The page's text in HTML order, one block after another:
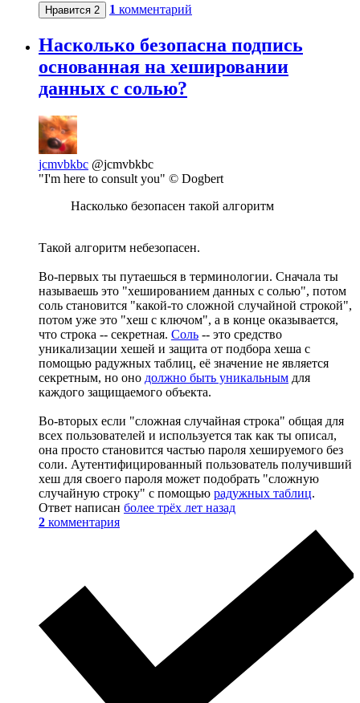
Нравится 2 1 комментарий
Насколько безопасна подпись
основанная на хешировании
данных с солью?
jcmvbkbc @jcmvbkbc
"I'm here to consult you" © Dogbert
Насколько безопасен такой алгоритм
Такой алгоритм небезопасен.
Во-первых ты путаешься в терминологии. Сначала ты
называешь это "хешированием данных с солью", потом
соль становится "какой-то сложной случайной строкой",
потом уже это "хеш с ключом", а в конце оказывается,
что строка -- секретная. Соль -- это средство
уникализации хешей и защита от подбора хеша с
помощью радужных таблиц, её значение не является
секретным, но оно должно быть уникальным для
каждого защищаемого объекта.
Во-вторых если "сложная случайная строка" общая для
всех пользователей и используется так как ты описал,
она просто становится частью пароля хешируемого без
соли. Аутентифицированный пользователь получивший
хеш для своего пароля может подобрать "сложную
случайную строку" с помощью радужных таблиц.
Ответ написан более трёх лет назад
2 комментария